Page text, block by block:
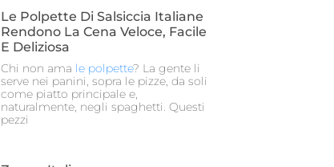
Le Polpette Di Salsiccia Italiane
Rendono La Cena Veloce, Facile
E Deliziosa
Chi non ama le polpette? La gente li
serve nei panini, sopra le pizze, da soli
come piatto principale e,
naturalmente, negli spaghetti. Questi
pezzi